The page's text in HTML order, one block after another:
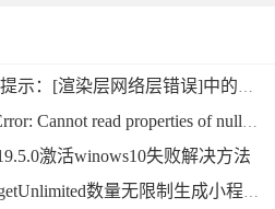
微信小程序设置背景图片提示：[渲染层网络层错误]中的本地资源图片无法通过 WXSS 获取，可以使用网络图片，或者 base64，或者使用＜image/＞标签。
开发提示“Uncaught TypeError: Cannot read properties of null”错误的解决方法
激活winows10失败解决方法
微信小程序调用wxacode.getUnlimited数量无限制生成小程序码功能开发完整版